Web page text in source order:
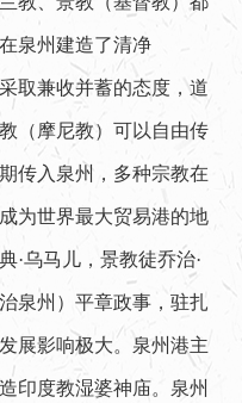
泉州建造了清净
取兼收并蓄的态度，道
（摩尼教）可以自由传
传入泉州，多种宗教在
为世界最大贸易港的地
·乌马儿，景教徒乔治·
泉州）平章政事，驻扎
展影响极大。泉州港主
印度教湿婆神庙。泉州